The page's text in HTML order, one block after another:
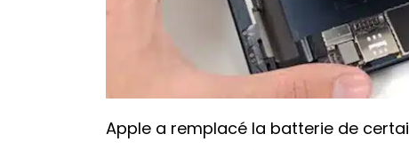
Apple a remplacé la batterie de